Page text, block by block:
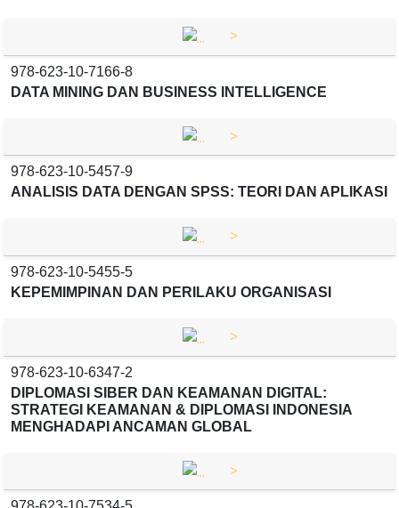
>
978-623-10-7166-8
DATA MINING DAN BUSINESS INTELLIGENCE
>
978-623-10-5457-9
ANALISIS DATA DENGAN SPSS: TEORI DAN APLIKASI
>
978-623-10-5455-5
KEPEMIMPINAN DAN PERILAKU ORGANISASI
>
978-623-10-6347-2
DIPLOMASI SIBER DAN KEAMANAN DIGITAL:
STRATEGI KEAMANAN & DIPLOMASI INDONESIA
MENGHADAPI ANCAMAN GLOBAL
>